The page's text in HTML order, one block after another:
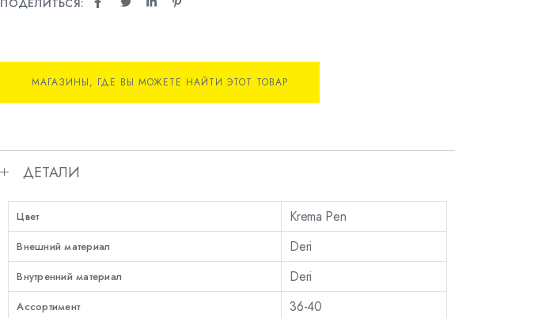
ПОДЕЛИТЬСЯ:
МАГАЗИНЫ, ГДЕ ВЫ МОЖЕТЕ НАЙТИ ЭТОТ ТОВАР
ДЕТАЛИ
Цвет Krema Pen
Внешний материал Deri
Внутренний материал Deri
Ассортимент 36-40